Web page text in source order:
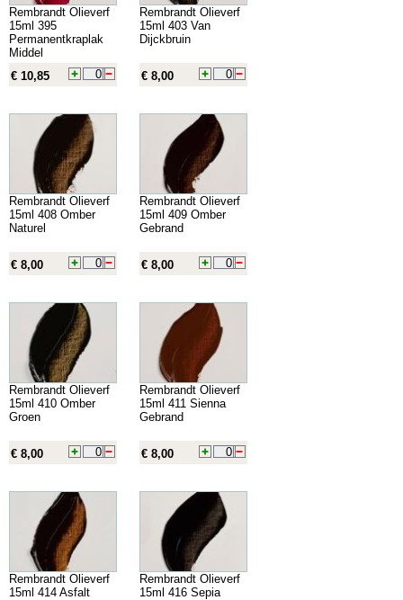
Rembrandt Olieverf
15ml 395
Permanentkraplak
Middel
€ 10,85
Rembrandt Olieverf
15ml 403 Van
Dijckbruin
€ 8,00
Rembrandt Olieverf
15ml 408 Omber
Naturel
€ 8,00
Rembrandt Olieverf
15ml 409 Omber
Gebrand
€ 8,00
Rembrandt Olieverf
15ml 410 Omber
Groen
€ 8,00
Rembrandt Olieverf
15ml 411 Sienna
Gebrand
€ 8,00
Rembrandt Olieverf
15ml 414 Asfalt
Rembrandt Olieverf
15ml 416 Sepia